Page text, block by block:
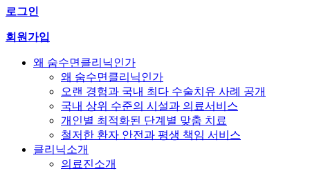
로그인
회원가입
왜 숨수면클리닉인가
왜 숨수면클리닉인가
오랜 경험과 국내 최다 수술치유 사례 공개
국내 상위 수준의 시설과 의료서비스
개인별 최적화된 단계별 맞춤 치료
철저한 환자 안전과 평생 책임 서비스
클리닉소개
의료진소개